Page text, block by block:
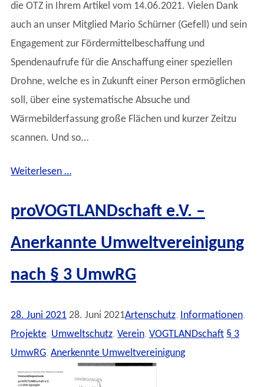
die OTZ in Ihrem Artikel vom 14.06.2021. Vielen Dank
auch an unser Mitglied Mario Schürner (Gefell) und sein
Engagement zur Fördermittelbeschaffung und
Spendenaufrufe für die Anschaffung einer speziellen
Drohne, welche es in Zukunft einer Person ermöglichen
soll, über eine systematische Absuche und
Wärmebilderfassung große Flächen und kurzer Zeitzu
scannen. Und so…
Weiterlesen …
proVOGTLANDschaft e.V. –
Anerkannte Umweltvereinigung
nach § 3 UmwRG
28. Juni 2021 28. Juni 2021Artenschutz, Informationen,
Projekte, Umweltschutz, Verein, VOGTLANDschaft § 3
UmwRG, Anerkennte Umweltvereinigung